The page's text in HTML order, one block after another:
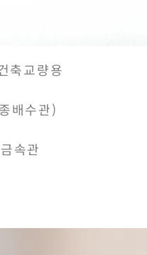
축교량용
배수관)
속관